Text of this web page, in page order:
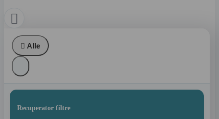

 Alle
Recuperator filtre